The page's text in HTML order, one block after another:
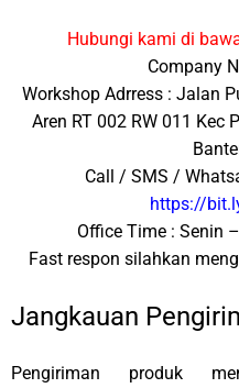
Hubungi kami di
Company
Workshop Adrress : Jalan
Aren RT 002 RW 011 Kec
Call / SMS /
https://
Office Time : Senin
Fast respon silahkan
Jangkauan
Pengiriman produk